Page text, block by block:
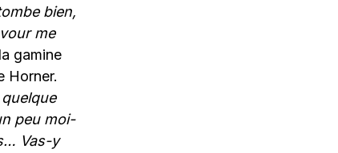
bien,
me
gamine
Horner.
peu moi-
Vas-y